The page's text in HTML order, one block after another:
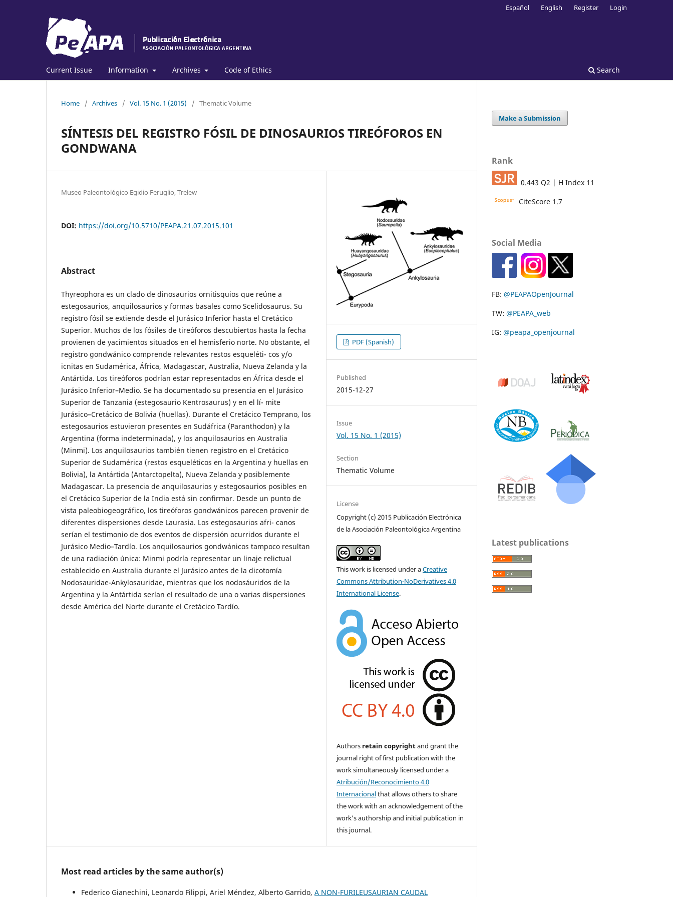
Current Issue Information Archives Code of Ethics Search
Español English Register Login
Home / Archives / Vol. 15 No. 1 (2015) / Thematic Volume
SÍNTESIS DEL REGISTRO FÓSIL DE DINOSAURIOS TIREÓFOROS EN
GONDWANA
Museo Paleontológico Egidio Feruglio, Trelew
DOI: https://doi.org/10.5710/PEAPA.21.07.2015.101
Abstract
Thyreophora es un clado de dinosaurios ornitisquios que reúne a
estegosaurios, anquilosaurios y formas basales como Scelidosaurus. Su
registro fósil se extiende desde el Jurásico Inferior hasta el Cretácico
Superior. Muchos de los fósiles de tireóforos descubiertos hasta la fecha
provienen de yacimientos situados en el hemisferio norte. No obstante, el
registro gondwánico comprende relevantes restos esqueléti- cos y/o
icnitas en Sudamérica, África, Madagascar, Australia, Nueva Zelanda y la
Antártida. Los tireóforos podrían estar representados en África desde el
Jurásico Inferior–Medio. Se ha documentado su presencia en el Jurásico
Superior de Tanzania (estegosaurio Kentrosaurus) y en el lí- mite
Jurásico–Cretácico de Bolivia (huellas). Durante el Cretácico Temprano, los
estegosaurios estuvieron presentes en Sudáfrica (Paranthodon) y la
Argentina (forma indeterminada), y los anquilosaurios en Australia
(Minmi). Los anquilosaurios también tienen registro en el Cretácico
Superior de Sudamérica (restos esqueléticos en la Argentina y huellas en
Bolivia), la Antártida (Antarctopelta), Nueva Zelanda y posiblemente
Madagascar. La presencia de anquilosaurios y estegosaurios posibles en
el Cretácico Superior de la India está sin confirmar. Desde un punto de
vista paleobiogeográfico, los tireóforos gondwánicos parecen provenir de
diferentes dispersiones desde Laurasia. Los estegosaurios afri- canos
serían el testimonio de dos eventos de dispersión ocurridos durante el
Jurásico Medio–Tardío. Los anquilosaurios gondwánicos tampoco resultan
de una radiación única: Minmi podría representar un linaje relictual
establecido en Australia durante el Jurásico antes de la dicotomía
Nodosauridae-Ankylosauridae, mientras que los nodosáuridos de la
Argentina y la Antártida serían el resultado de una o varias dispersiones
desde América del Norte durante el Cretácico Tardío.
PDF (Spanish)
Published
2015-12-27
Issue
Vol. 15 No. 1 (2015)
Section
Thematic Volume
License
Copyright (c) 2015 Publicación Electrónica
de la Asociación Paleontológica Argentina
This work is licensed under aCreative
Commons Attribution-NoDerivatives 4.0
International License.
Authors retain copyrightand grant the
journal right of first publication with the
work simultaneously licensed under a
Atribución/Reconocimiento 4.0
Internacionalthat allows others to share
the work with an acknowledgement of the
work's authorship and initial publication in
this journal.
Most read articles by the same author(s)
Federico Gianechini, Leonardo Filippi, Ariel Méndez, Alberto Garrido, A NON-FURILEUSAURIAN CAUDAL
Make a Submission
Rank
0.443 Q2 | H Index 11
CiteScore 1.7
Social Media
FB: @PEAPAOpenJournal
TW: @PEAPA_web
IG: @peapa_openjournal
Latest publications